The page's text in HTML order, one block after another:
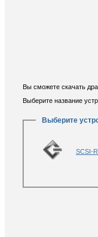
Вы сможете скачать
Выберите название
Выберите
SCSI-